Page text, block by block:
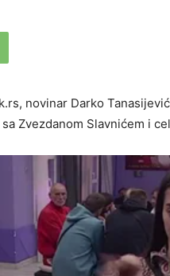
novinar Darko
Zvezdanom Slavnićem i